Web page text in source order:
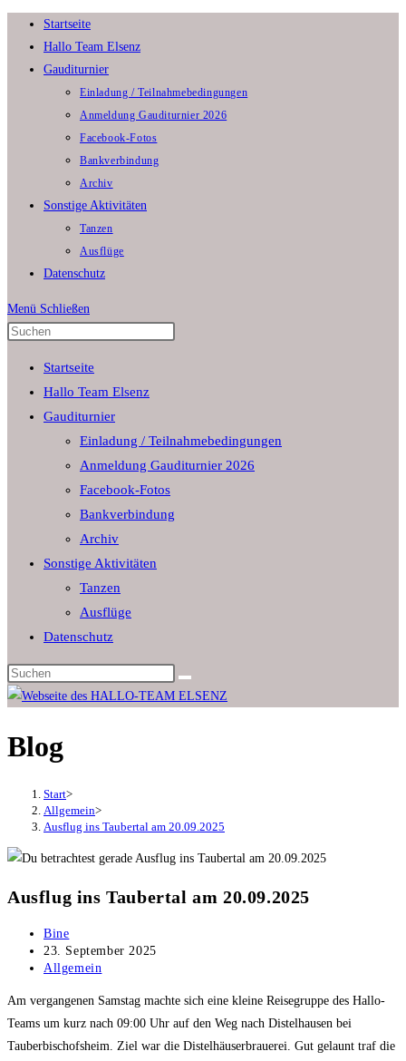
Zum
Inhalt
springen
Startseite
Hallo Team Elsenz
Gauditurnier
Einladung / Teilnahmebedingungen
Anmeldung Gauditurnier 2026
Facebook-Fotos
Bankverbindung
Archiv
Sonstige Aktivitäten
Tanzen
Ausflüge
Datenschutz
Menü Schließen
search
panel.
Startseite
Hallo Team Elsenz
Gauditurnier
Einladung / Teilnahmebedingungen
Anmeldung Gauditurnier 2026
Facebook-Fotos
Bankverbindung
Archiv
Sonstige Aktivitäten
Tanzen
Ausflüge
Datenschutz
Diese
Website
Blog
Start>
Allgemein>
Ausflug ins Taubertal am 20.09.2025
Ausflug ins Taubertal am 20.09.2025
Beitrags-
Autor:
Bine
Beitrag
veröffentlicht:
23. September 2025
Beitrags-
Allgemein
Am vergangenen Samstag machte sich eine kleine Reisegruppe des Hallo-
Teams um kurz nach 09:00 Uhr auf den Weg nach Distelhausen bei
Tauberbischofsheim. Ziel war die Distelhäuserbrauerei. Gut gelaunt traf die